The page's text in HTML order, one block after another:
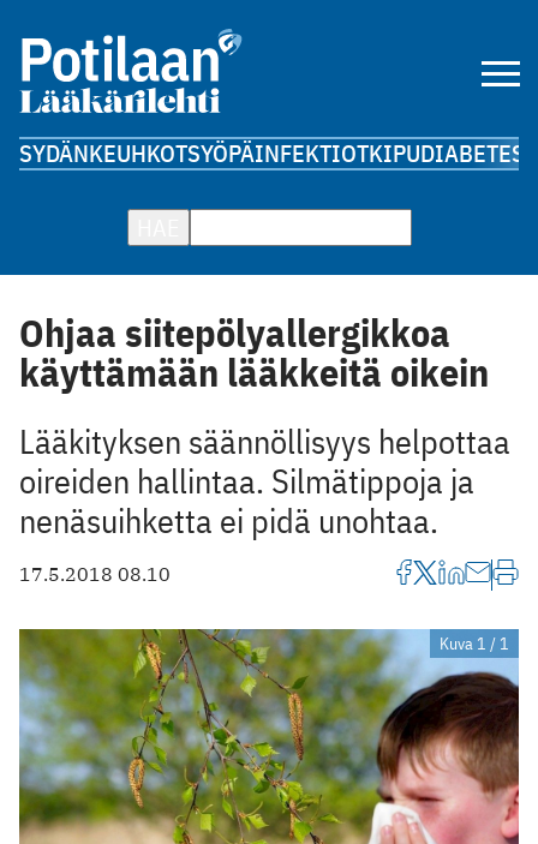
SYDÄNKEUHKOTSYÖPÄINFEKTIOTKIPUDIABETES
Ohjaa siitepölyallergikkoa
käyttämään lääkkeitä oikein
Lääkityksen säännöllisyys helpottaa
oireiden hallintaa. Silmätippoja ja
nenäsuihketta ei pidä unohtaa.
17.5.2018 08.10
Kuva 1 / 1